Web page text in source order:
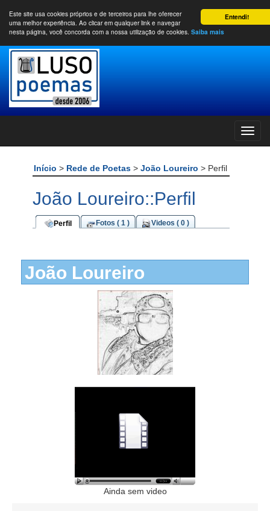
Entendi!
Este site usa cookies próprios e de terceiros para lhe oferecer
uma melhor experiência. Ao clicar em qualquer link e navegar
nesta página, você concorda com a nossa utilização de cookies. Saiba mais
Início > Rede de Poetas > João Loureiro > Perfil
João Loureiro::Perfil
Perfil Fotos ( 1 ) Videos ( 0 )
João Loureiro
Ainda sem video